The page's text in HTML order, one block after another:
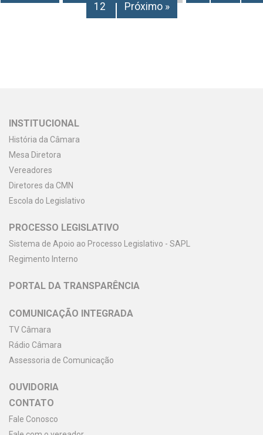
12
Próximo »
INSTITUCIONAL
História da Câmara
Mesa Diretora
Vereadores
Diretores da CMN
Escola do Legislativo
PROCESSO LEGISLATIVO
Sistema de Apoio ao Processo Legislativo - SAPL
Regimento Interno
PORTAL DA TRANSPARÊNCIA
COMUNICAÇÃO INTEGRADA
TV Câmara
Rádio Câmara
Assessoria de Comunicação
OUVIDORIA
CONTATO
Fale Conosco